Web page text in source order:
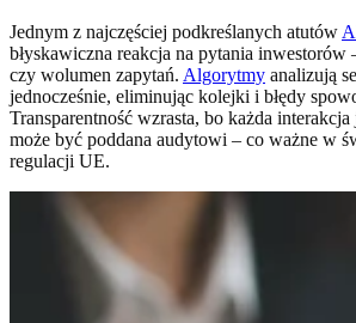
Jednym z najczęściej podkreślanych atutów
błyskawiczna reakcja na pytania inwestorów
czy wolumen zapytań. Algorytmy analizują
jednocześnie, eliminując kolejki i błędy
Transparentność wzrasta, bo każda
może być poddana audytowi – co ważne w
regulacji UE.